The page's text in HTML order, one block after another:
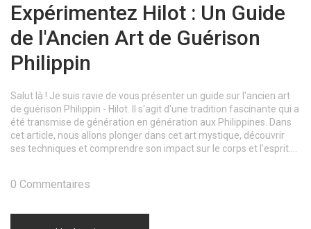
Expérimentez Hilot : Un Guide
de l'Ancien Art de Guérison
Philippin
Salut là ! Je suis ravie de vous présenter un guide sur l'ancien art
de guérison Philippin - Hilot. Il s'agit d'une tradition fascinante qui a
été transmise de génération en génération aux Philippines. Dans
cet article, nous allons plonger dans cet art mystique, découvrir
ses techniques et comprendre son impact sur le corps et l'esprit.
0 Commentaires